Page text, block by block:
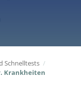
Schnelltests /
Krankheiten